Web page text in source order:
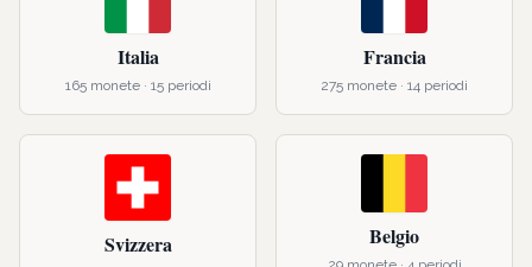
Italia
165monete · 15periodi
Francia
275 monete · 14 periodi
Svizzera Belgio